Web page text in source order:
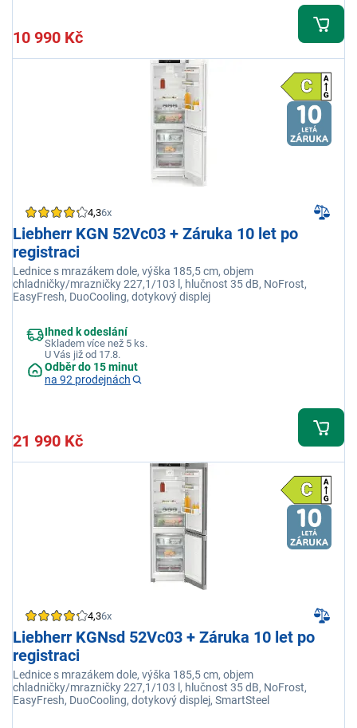
10 990 Kč
4,36x
Liebherr KGN 52Vc03 + Záruka 10 let po
registraci
Lednice s mrazákem dole, výška 185,5 cm, objem
chladničky/mrazničky 227,1/103 l, hlučnost 35 dB, NoFrost,
EasyFresh, DuoCooling, dotykový displej
Ihned k odeslání
Skladem více než 5 ks.
U Vás již od 17.8.
Odběr do 15 minut
na 92 prodejnách
21 990 Kč
4,36x
Liebherr KGNsd 52Vc03 + Záruka 10 let po
registraci
Lednice s mrazákem dole, výška 185,5 cm, objem
chladničky/mrazničky 227,1/103 l, hlučnost 35 dB, NoFrost,
EasyFresh, DuoCooling, dotykový displej, SmartSteel